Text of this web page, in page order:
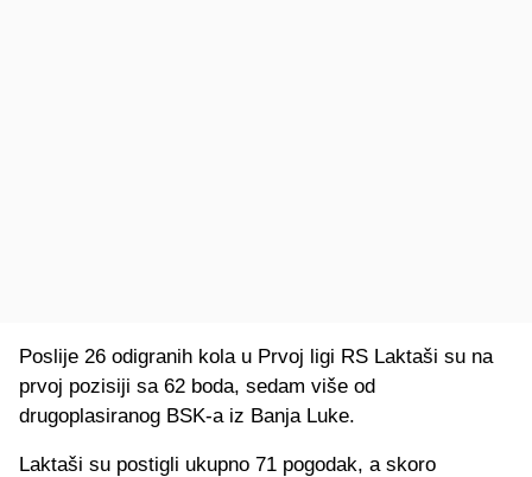
Poslije 26 odigranih kola u Prvoj ligi RS Laktaši su na
prvoj pozisiji sa 62 boda, sedam više od
drugoplasiranog BSK-a iz Banja Luke.
Laktaši su postigli ukupno 71 pogodak, a skoro